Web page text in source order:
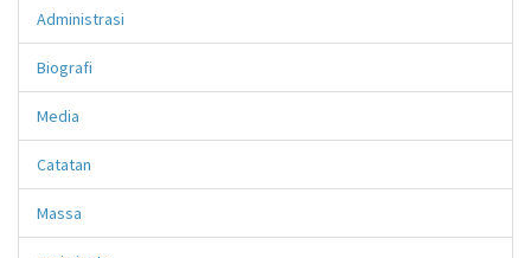
Administrasi
Biografi
Media
Catatan
Massa